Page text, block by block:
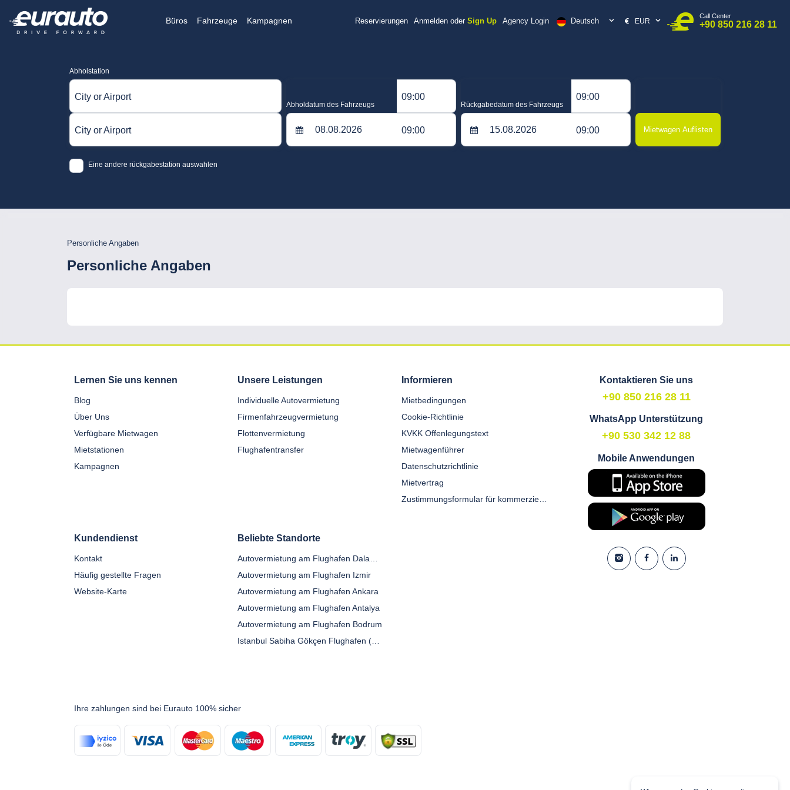
Reservierungen Anmelden oder Sign Up Agency Login Deutsch EUR
Call Center
+90 850 216 28 11
Büros Fahrzeuge Kampagnen
Abholstation
City or Airport
City or Airport
Eine andere rückgabestation auswahlen
Abholdatum des Fahrzeugs
09:00
09:00
Rückgabedatum des Fahrzeugs
09:00
09:00 Mietwagen Auflisten
Personliche Angaben
Personliche Angaben
Lernen Sie uns kennen
Blog
Über Uns
Verfügbare Mietwagen
Mietstationen
Kampagnen
Unsere Leistungen
Individuelle Autovermietung
Firmenfahrzeugvermietung
Flottenvermietung
Flughafentransfer
Informieren
Mietbedingungen
Cookie-Richtlinie
KVKK Offenlegungstext
Mietwagenführer
Datenschutzrichtlinie
Mietvertrag
Zustimmungsformular für kommerzielle elektronische Kommunikation und Marketing
Kundendienst
Kontakt
Häufig gestellte Fragen
Website-Karte
Beliebte Standorte
Autovermietung am Flughafen Izmir
Autovermietung am Flughafen Ankara
Autovermietung am Flughafen Antalya
Autovermietung am Flughafen Bodrum
Kontaktieren Sie uns
+90 850 216 28 11
WhatsApp Unterstützung
+90 530 342 12 88
Mobile Anwendungen
Ihre zahlungen sind bei Eurauto 100% sicher